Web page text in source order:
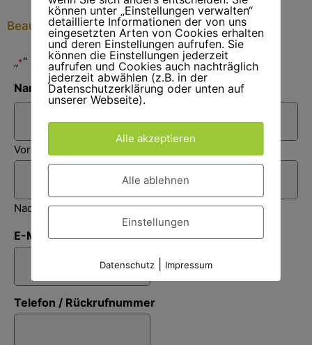
Beauftragen Sie hier eine Baumfällung
„*“ zeigt erforderliche Felder an
Name
*
Vorname
Nachname
E-Mail*
Telefon / Rückrufnummer
können unter „Einstellungen verwalten“
detaillierte Informationen der von uns
eingesetzten Arten von Cookies erhalten
und deren Einstellungen aufrufen. Sie
können die Einstellungen jederzeit
aufrufen und Cookies auch nachträglich
jederzeit abwählen (z.B. in der
Datenschutzerklärung oder unten auf
unserer Webseite).
Alle akzeptieren
Alle ablehnen
Einstellungen
Datenschutz| Impressum